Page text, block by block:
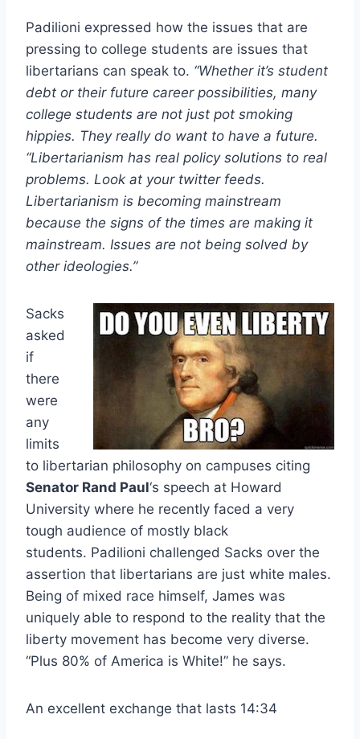
Padilioni expressed how the issues that are
pressing to college students are issues that
libertarians can speak to. “Whether it’s student
debt or their future career possibilities, many
college students are not just pot smoking
hippies. They really do want to have a future.
“Libertarianism has real policy solutions to real
problems. Look at your twitter feeds.
Libertarianism is becoming mainstream
because the signs of the times are making it
mainstream. Issues are not being solved by
other ideologies.”
Sacks
asked
if
there
were
any
limits
to libertarian philosophy on campuses citing
Senator Rand Paul‘s speech at Howard
University where he recently faced a very
tough audience of mostly black
students. Padilioni challenged Sacks over the
assertion that libertarians are just white males.
Being of mixed race himself, James was
uniquely able to respond to the reality that the
liberty movement has become very diverse.
“Plus 80% of America is White!” he says.
An excellent exchange that lasts 14:34